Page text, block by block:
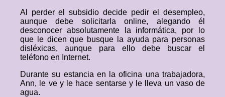
Al perder el subsidio decide pedir el desempleo,
aunque debe solicitarla online, alegando él
desconocer absolutamente la informática, por lo
que le dicen que busque la ayuda para personas
disléxicas, aunque para ello debe buscar el
teléfono en Internet.
Durante su estancia en la oficina una trabajadora,
Ann, le ve y le hace sentarse y le lleva un vaso de
agua.